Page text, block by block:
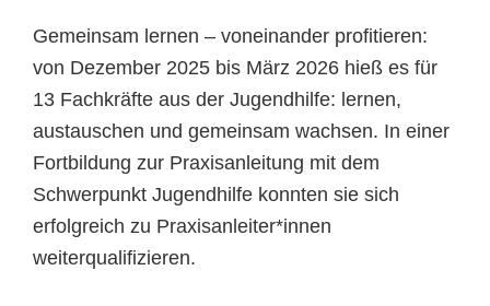
Gemeinsam lernen – voneinander profitieren:
von Dezember 2025 bis März 2026 hieß es für
13 Fachkräfte aus der Jugendhilfe: lernen,
austauschen und gemeinsam wachsen. In einer
Fortbildung zur Praxisanleitung mit dem
Schwerpunkt Jugendhilfe konnten sie sich
erfolgreich zu Praxisanleiter*innen
weiterqualifizieren.